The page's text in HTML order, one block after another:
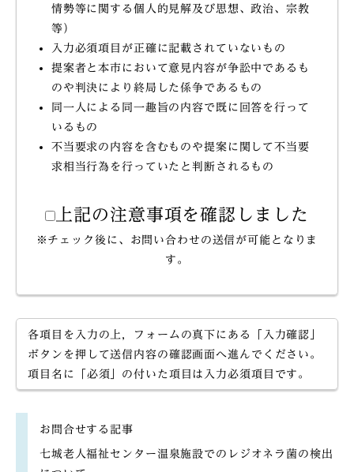
情勢等に関する個人的見解及び思想、政治、宗教
等）
入力必須項目が正確に記載されていないもの
提案者と本市において意見内容が争訟中であるも
のや判決により終局した係争であるもの
同一人による同一趣旨の内容で既に回答を行って
いるもの
不当要求の内容を含むものや提案に関して不当要
求相当行為を行っていたと判断されるもの
上記の注意事項を確認しました
※チェック後に、お問い合わせの送信が可能となりま
す。
各項目を入力の上，フォームの真下にある「入力確認」
ボタンを押して送信内容の確認画面へ進んでください。
項目名に「必須」の付いた項目は入力必須項目です。
お問合せする記事
七城老人福祉センター温泉施設でのレジオネラ菌の検出